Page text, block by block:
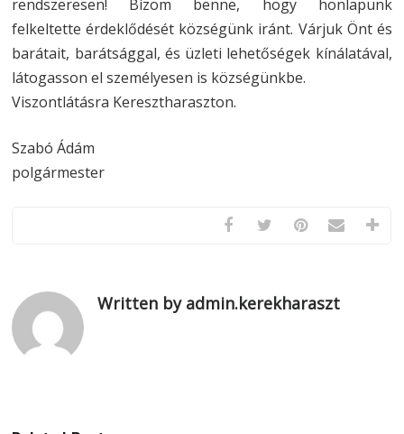
rendszeresen! Bízom benne, hogy honlapunk
felkeltette érdeklődését községünk iránt. Várjuk Önt és
barátait, barátsággal, és üzleti lehetőségek kínálatával,
látogasson el személyesen is községünkbe.
Viszontlátásra Keresztharaszton.
Szabó Ádám
polgármester
Written by admin.kerekharaszt